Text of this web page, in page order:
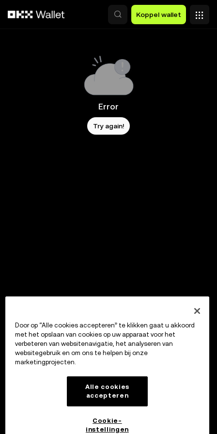
Koppel wallet
Error
Try again!
Door op “Alle cookies accepteren” te klikken gaat u akkoord
met het opslaan van cookies op uw apparaat voor het
verbeteren van websitenavigatie, het analyseren van
websitegebruik en om ons te helpen bij onze
marketingprojecten.
Alle cookies
accepteren
Cookie-
instellingen